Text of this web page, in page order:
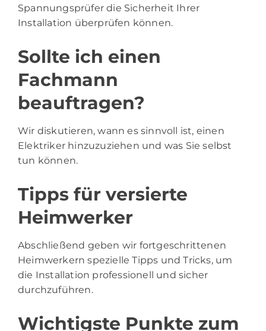
Spannungsprüfer die Sicherheit Ihrer
Installation überprüfen können.
Sollte ich einen
Fachmann
beauftragen?
Wir diskutieren, wann es sinnvoll ist, einen
Elektriker hinzuzuziehen und was Sie selbst
tun können.
Tipps für versierte
Heimwerker
Abschließend geben wir fortgeschrittenen
Heimwerkern spezielle Tipps und Tricks, um
die Installation professionell und sicher
durchzuführen.
Wichtigste Punkte zum